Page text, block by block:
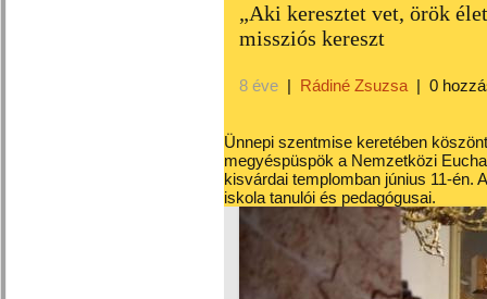
„Aki keresztet vet, örök
missziós kereszt
8 éve | Rádiné Zsuzsa | 0
Ünnepi szentmise keretében
megyéspüspök a Nemzetközi
kisvárdai templomban június 11-én.
iskola tanulói és pedagógusai.